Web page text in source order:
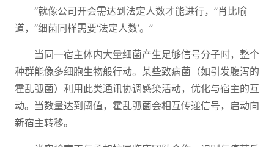
“就像公司开会需达到法定人数才能进行，”肖比喻
道，“细菌同样需要‘法定人数’。”
当同一宿主体内大量细菌产生足够信号分子时，整个
种群能像多细胞生物般行动。某些致病菌（如引发腹泻的
霍乱弧菌）利用此类通讯协调感染活动，优化与宿主的互
动。当数量达到阈值，霍乱弧菌会相互传递信号，启动向
新宿主转移。